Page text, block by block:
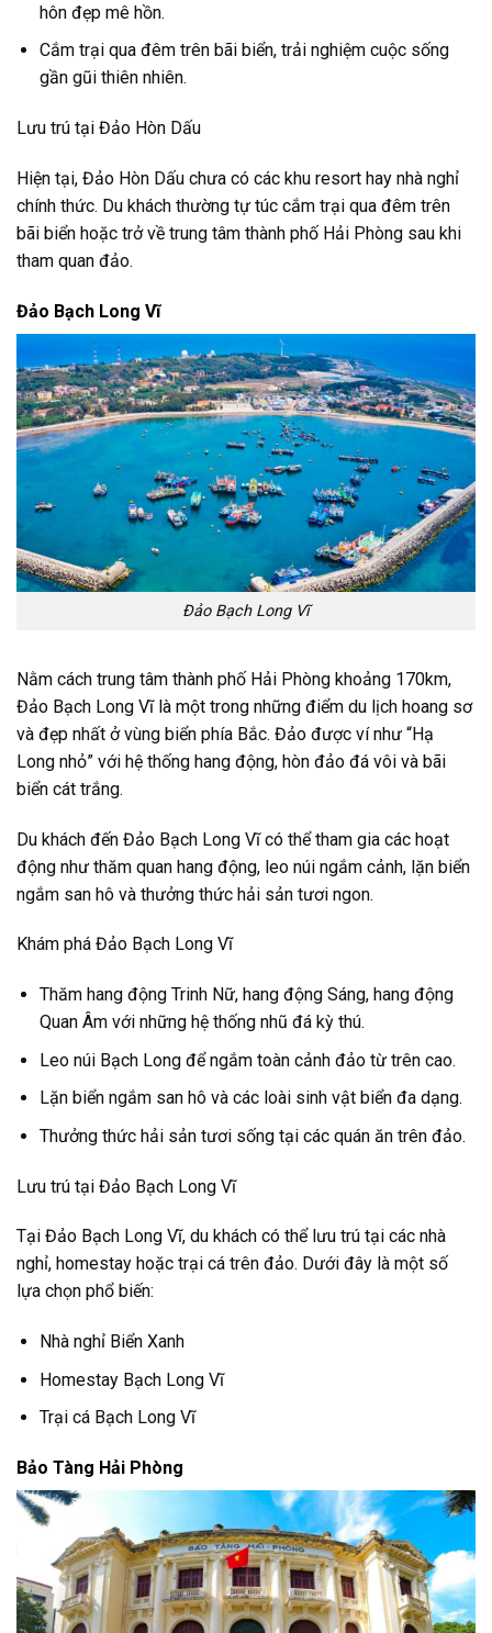
hôn đẹp mê hồn.
Cắm trại qua đêm trên bãi biển, trải nghiệm cuộc sống
gần gũi thiên nhiên.
Lưu trú tại Đảo Hòn Dấu
Hiện tại, Đảo Hòn Dấu chưa có các khu resort hay nhà nghỉ
chính thức. Du khách thường tự túc cắm trại qua đêm trên
bãi biển hoặc trở về trung tâm thành phố Hải Phòng sau khi
tham quan đảo.
Đảo Bạch Long Vĩ
Đảo Bạch Long Vĩ
Nằm cách trung tâm thành phố Hải Phòng khoảng 170km,
Đảo Bạch Long Vĩ là một trong những điểm du lịch hoang sơ
và đẹp nhất ở vùng biển phía Bắc. Đảo được ví như “Hạ
Long nhỏ” với hệ thống hang động, hòn đảo đá vôi và bãi
biển cát trắng.
Du khách đến Đảo Bạch Long Vĩ có thể tham gia các hoạt
động như thăm quan hang động, leo núi ngắm cảnh, lặn biển
ngắm san hô và thưởng thức hải sản tươi ngon.
Khám phá Đảo Bạch Long Vĩ
Thăm hang động Trinh Nữ, hang động Sáng, hang động
Quan Âm với những hệ thống nhũ đá kỳ thú.
Leo núi Bạch Long để ngắm toàn cảnh đảo từ trên cao.
Lặn biển ngắm san hô và các loài sinh vật biển đa dạng.
Thưởng thức hải sản tươi sống tại các quán ăn trên đảo.
Lưu trú tại Đảo Bạch Long Vĩ
Tại Đảo Bạch Long Vĩ, du khách có thể lưu trú tại các nhà
nghỉ, homestay hoặc trại cá trên đảo. Dưới đây là một số
lựa chọn phổ biến:
Nhà nghỉ Biển Xanh
Homestay Bạch Long Vĩ
Trại cá Bạch Long Vĩ
Bảo Tàng Hải Phòng